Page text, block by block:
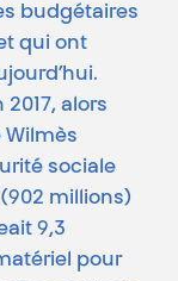
budgétaires
qui ont
alors
Wilmès
sociale
millions)
9,3
pour